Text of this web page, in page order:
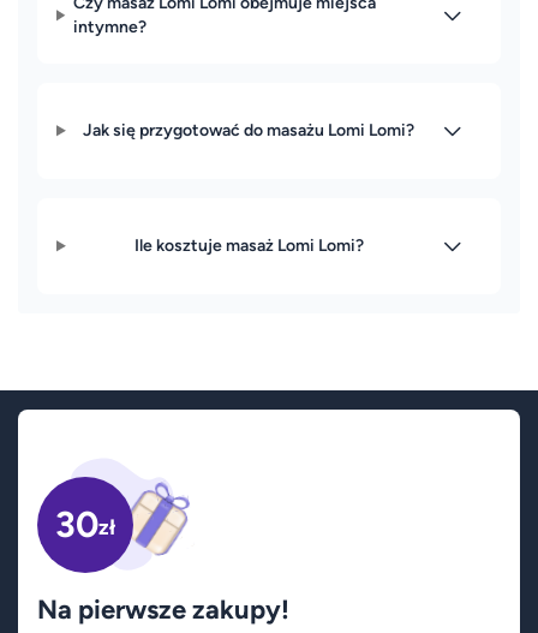
intymne?
Jak się przygotować do masażu Lomi Lomi?
Ile kosztuje masaż Lomi Lomi?
30zł
Na pierwsze zakupy!